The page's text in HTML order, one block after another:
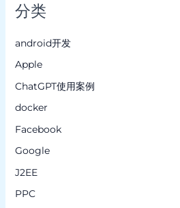
分类
android开发
Apple
ChatGPT使用案例
docker
Facebook
Google
J2EE
PPC